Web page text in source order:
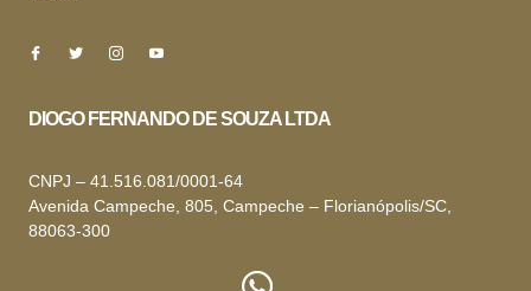
DIOGO FERNANDO DE SOUZA LTDA
CNPJ – 41.516.081/0001-64
Avenida Campeche, 805, Campeche – Florianópolis/SC,
88063-300